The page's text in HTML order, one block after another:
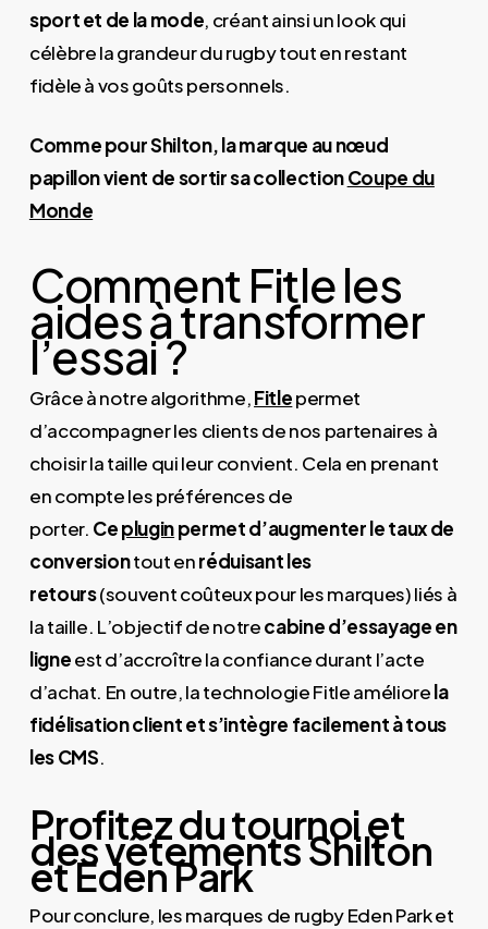
sport et de la mode, créant ainsi un look qui
célèbre la grandeur du rugby tout en restant
fidèle à vos goûts personnels.
Comme pour Shilton, la marque au nœud
papillon vient de sortir sa collectionCoupe du
Monde
Comment Fitle les
aides à transformer
l’essai ?
Grâce à notre algorithme,Fitlepermet
d’accompagner les clients de nos partenaires à
choisir la taille qui leur convient. Cela en prenant
en compte les préférences de
porter. Cepluginpermet d’augmenter le taux de
conversiontout enréduisant les
retours(souvent coûteux pour les marques) liés à
la taille. L’objectif de notrecabine d’essayage en
ligneest d’accroître la confiance durant l’acte
d’achat. En outre, la technologie Fitle améliorela
fidélisation client et s’intègre facilement à tous
les CMS.
Profitez du tournoi et
des vêtements Shilton
et Eden Park
Pour conclure, les marques de rugby Eden Park et